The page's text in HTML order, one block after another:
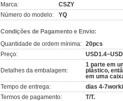
Marca:
CSZY
Número do modelo:
YQ
Condições de Pagamento e Envio:
Quantidade de ordem mínima: 20pcs
Preço:
Detalhes da embalagem:
1 parte em
plástico,
em uma
Tempo de entrega:
dias 4-
Termos de pagamento:
T/T.